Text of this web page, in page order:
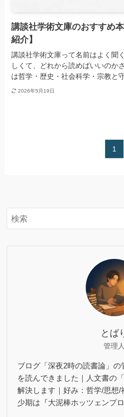
講談社学術文庫のおすすめ
紹介】
講談社学術文庫って名前はよく聞
しくて、どれから読めばいいの
は哲学・歴史・社会科学・宗教と
2026年5月19日
1
とば
管理人
ブログ「深夜2時の読書論」の
を読んできました｜人文書の
解決します｜好み：哲学/思想
少期は『大泥棒ホッツェンプ